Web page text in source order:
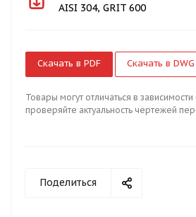
AISI 304, GRIT 600
Скачать в PDF Скачать в DWG
Товары могут отличаться в зависимости
проверяйте актуальность чертежей
Поделиться